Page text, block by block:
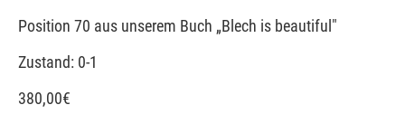
Position 70 aus unserem Buch „Blech is beautiful"
Zustand: 0-1
380,00€